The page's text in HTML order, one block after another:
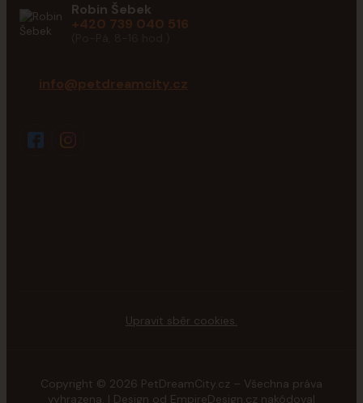
Robin Šebek
+420 739 040 516
info@petdreamcity.cz
Upravit sběr cookies.
Copyright © 2026 PetDreamCity.cz – Všechna práva
vyhrazena. | Design od EmpireDesign.cz nakódoval